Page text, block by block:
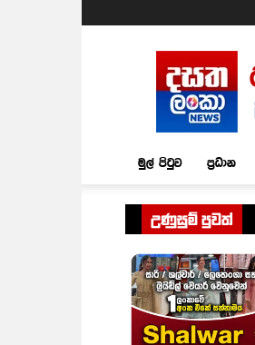
මුල් පිටුව ප්‍රධාන
උණුසුම් පුවත්